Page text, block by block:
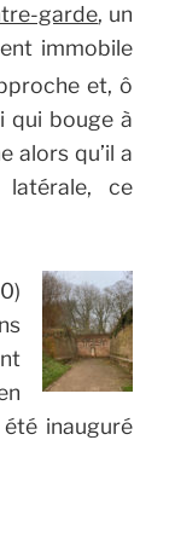
garde, un
immobile
et, ô
qui bouge à
alors qu’il a
latérale, ce
inauguré